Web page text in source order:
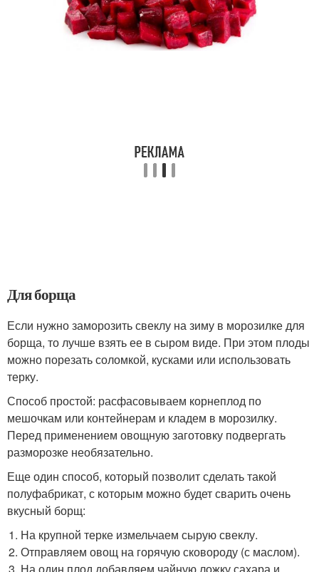
Для борща
Если нужно заморозить свеклу на зиму в морозилке для
борща, то лучше взять ее в сыром виде. При этом плоды
можно порезать соломкой, кусками или использовать
терку.
Способ простой: расфасовываем корнеплод по
мешочкам или контейнерам и кладем в морозилку.
Перед применением овощную заготовку подвергать
разморозке необязательно.
Еще один способ, который позволит сделать такой
полуфабрикат, с которым можно будет сварить очень
вкусный борщ:
На крупной терке измельчаем сырую свеклу.
Отправляем овощ на горячую сковороду (с маслом).